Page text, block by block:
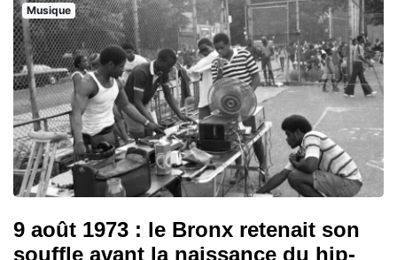
Musique
9 août 1973 : le Bronx retenait son
souffle avant la naissance du hip-